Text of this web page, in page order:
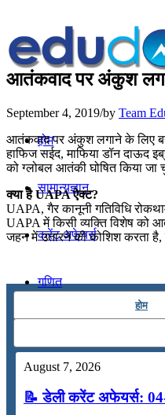
होम
सामान्यज्ञान
करेंट अफेयर्स
गणित
कंप्यूटर
आतंकवाद पर अंकुश
September 4, 2019/by Team
आतंकवाद पर अंकुश लगाने के लिए
हाफिज सईद, माफिया डॉन दाऊद
को ग्लोबल आतंकी घोषित किया जा
क्या है UAPA ऐक्ट?
UAPA, गैर कानूनी गतिविधि
UAPA में किसी व्यक्ति विशेष को
जहन में उतारने की कोशिश करता है,
होम
August 7, 2026
📝 डेली करेंट अफेयर्स: